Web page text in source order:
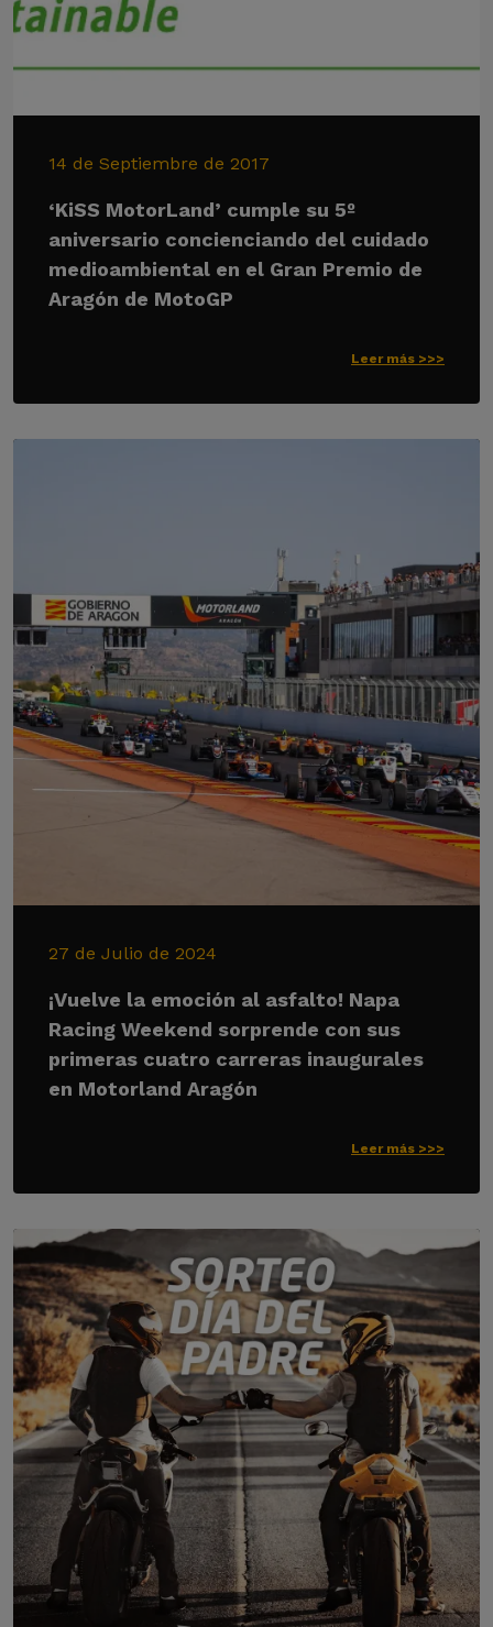
14 de Septiembre de 2017
‘KiSS MotorLand’ cumple su 5º
aniversario concienciando del cuidado
medioambiental en el Gran Premio de
Aragón de MotoGP
Leer más >>>
27 de Julio de 2024
¡Vuelve la emoción al asfalto! Napa
Racing Weekend sorprende con sus
primeras cuatro carreras inaugurales
en Motorland Aragón
Leer más >>>